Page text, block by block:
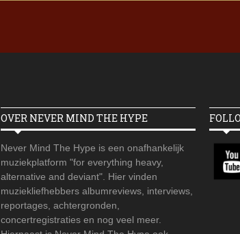
OVER NEVER MIND THE HYPE
Never Mind The Hype is een onafhankelijk
muziekplatform "for everything heavy,
alternative and deviant". Hier vinden
muziekliefhebbers albumreviews, interviews,
reportages, achtergronden,
concertregistraties en nog veel meer.